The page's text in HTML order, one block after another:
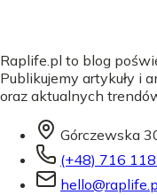
Raplife.pl to blog
Publikujemy artykuły i
oraz aktualnych
Górczewska
(+48) 716